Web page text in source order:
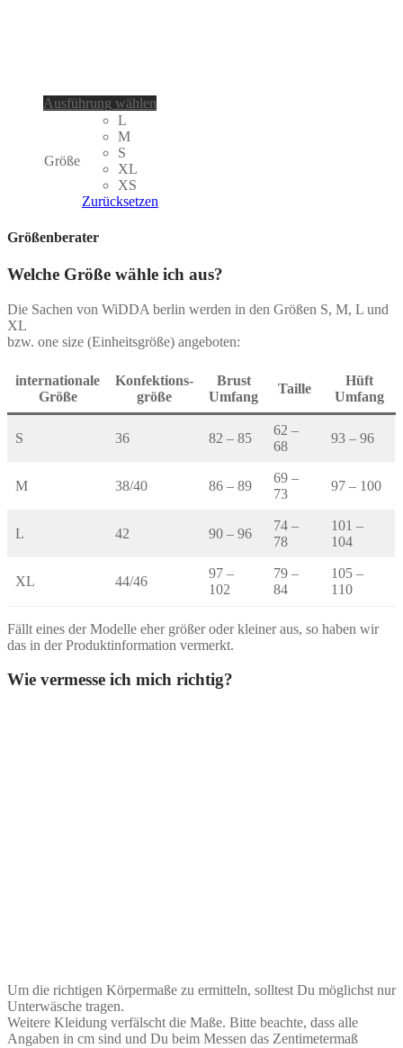
Ausführung wählen
Die
der
Produktseite
werden
Größe
L
M
S
XL
XS
Zurücksetzen
Größenberater
Welche Größe wähle ich aus?
Die Sachen von WiDDA berlin werden in den Größen S, M, L und
XL
bzw. one size (Einheitsgröße) angeboten:
internationale
Größe
Konfektions-
größe
Brust
Umfang
Taille
Hüft
Umfang
S 36 82 – 85
62 –
68
93 – 96
M 38/40 86 – 89
69 –
73
97 – 100
L 42 90 – 96
74 –
78
101 –
104
XL 44/46
97 –
102
79 –
84
105 –
110
Fällt eines der Modelle eher größer oder kleiner aus, so haben wir
das in der Produktinformation vermerkt.
Wie vermesse ich mich richtig?
Um die richtigen Körpermaße zu ermitteln, solltest Du möglichst nur
Unterwäsche tragen.
Weitere Kleidung verfälscht die Maße. Bitte beachte, dass alle
Angaben in cm sind und Du beim Messen das Zentimetermaß